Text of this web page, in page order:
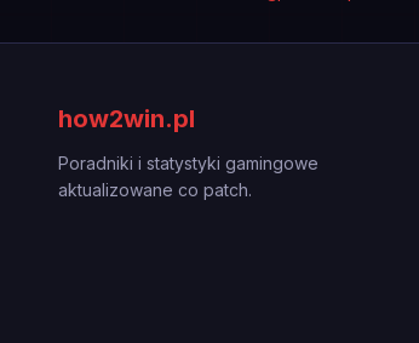
how2win.pl
Poradniki i statystyki gamingowe
aktualizowane co patch.